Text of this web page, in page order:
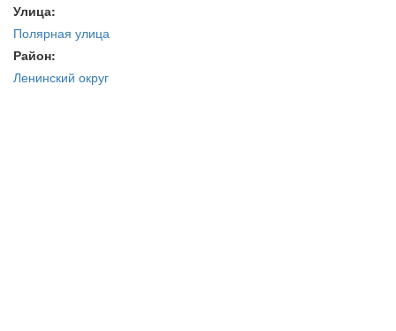
Улица:
Полярная улица
Район:
Ленинский округ